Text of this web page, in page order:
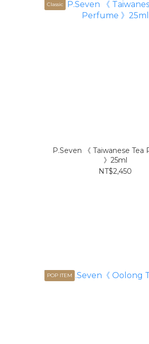
Classic
P.Seven 《 Taiwanese Tea
》25ml
NT$2,450
POP ITEM